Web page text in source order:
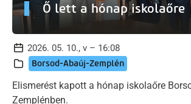
Ő lett a hónap iskolaőre
2026. 05. 10., v – 16:08
Borsod-Abaúj-Zemplén
Elismerést kapott a hónap iskolaőre
Zemplénben.